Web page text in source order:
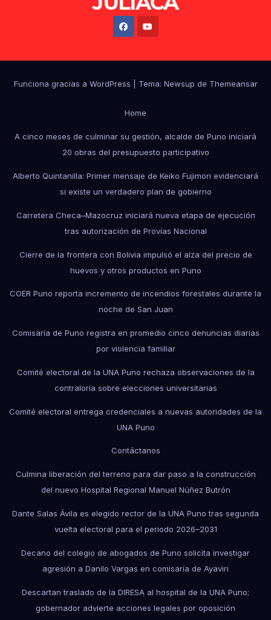
Funciona gracias a WordPress Tema: Newsup de Themeansar
Home
A cinco meses de culminar su gestión, alcalde de Puno iniciará
20 obras del presupuesto participativo
Alberto Quintanilla: Primer mensaje de Keiko Fujimori evidenciará
si existe un verdadero plan de gobierno
Carretera Checa–Mazocruz iniciará nueva etapa de ejecución
tras autorización de Provías Nacional
Cierre de la frontera con Bolivia impulsó el alza del precio de
huevos y otros productos en Puno
COER Puno reporta incremento de incendios forestales durante la
noche de San Juan
Comisaría de Puno registra en promedio cinco denuncias diarias
por violencia familiar
Comité electoral de la UNA Puno rechaza observaciones de la
contraloría sobre elecciones universitarias
Comité electoral entrega credenciales a nuevas autoridades de la
UNA Puno
Contáctanos
Culmina liberación del terreno para dar paso a la construcción
del nuevo Hospital Regional Manuel Núñez Butrón
Dante Salas Ávila es elegido rector de la UNA Puno tras segunda
vuelta electoral para el periodo 2026–2031
Decano del colegio de abogados de Puno solicita investigar
agresión a Danilo Vargas en comisaría de Ayaviri
Descartan traslado de la DIRESA al hospital de la UNA Puno;
gobernador advierte acciones legales por oposición